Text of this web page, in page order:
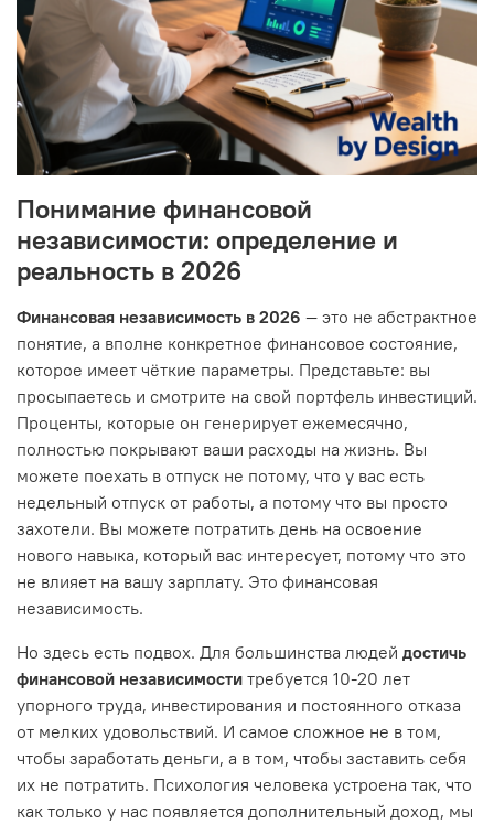
Понимание финансовой
независимости: определение и
реальность в 2026
Финансовая независимость в 2026 — это не абстрактное
понятие, а вполне конкретное финансовое состояние,
которое имеет чёткие параметры. Представьте: вы
просыпаетесь и смотрите на свой портфель инвестиций.
Проценты, которые он генерирует ежемесячно,
полностью покрывают ваши расходы на жизнь. Вы
можете поехать в отпуск не потому, что у вас есть
недельный отпуск от работы, а потому что вы просто
захотели. Вы можете потратить день на освоение
нового навыка, который вас интересует, потому что это
не влияет на вашу зарплату. Это финансовая
независимость.
Но здесь есть подвох. Для большинства людей достичь
финансовой независимости требуется 10-20 лет
упорного труда, инвестирования и постоянного отказа
от мелких удовольствий. И самое сложное не в том,
чтобы заработать деньги, а в том, чтобы заставить себя
их не потратить. Психология человека устроена так, что
как только у нас появляется дополнительный доход, мы